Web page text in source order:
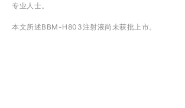
专业人士。
本文所述BBM-H803注射液尚未获批上市。